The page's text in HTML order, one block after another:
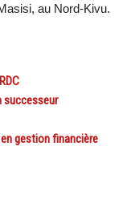
au Nord-Kivu.
successeur
en gestion financière